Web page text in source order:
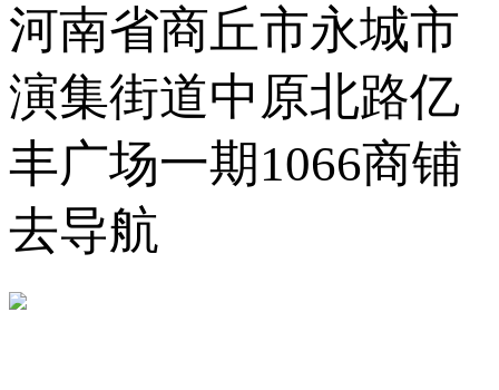
河南省商丘市永城市
演集街道中原北路亿
丰广场一期1066商铺
去导航